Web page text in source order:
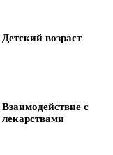
Детский возраст
Взаимодействие с
лекарствами